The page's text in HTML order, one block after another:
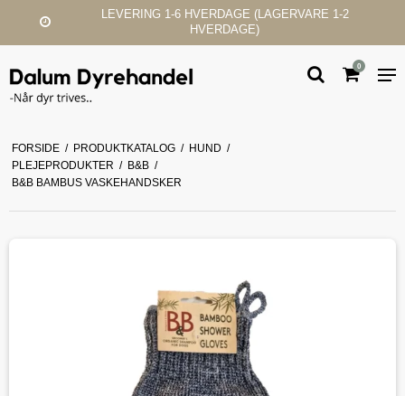
1-2
KUNDESERVICE &
0
FORSIDE / PRODUKTKATALOG / HUND /
PLEJEPRODUKTER / B&B /
B&B BAMBUS VASKEHANDSKER